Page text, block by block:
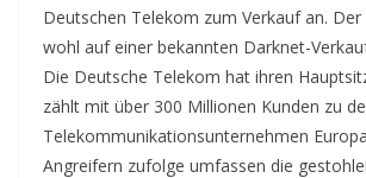
Deutschen Telekom zum Verkauf an.
wohl auf einer bekannten Darknet-
Die Deutsche Telekom hat ihren
zählt mit über 300 Millionen Kunden zu
Telekommunikationsunternehmen
Angreifern zufolge umfassen die